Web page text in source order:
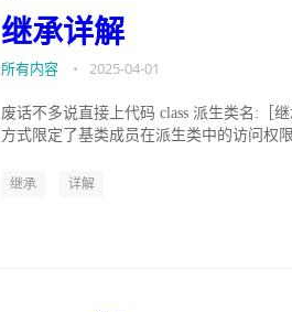
继承详解
所有内容 • 2025-04-01
废话不多说直接上代码 class 派生类名:［
方式限定了基类成员在派生类中的访问权
继承 详解